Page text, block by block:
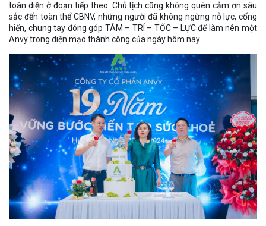
toàn diện ở đoạn tiếp theo. Chủ tịch cũng không quên cảm ơn sâu
sắc đến toàn thể CBNV, những người đã không ngừng nỗ lực, cống
hiến, chung tay đóng góp TÂM – TRÍ – TỐC – LỰC để làm nên một
Anvy trong diện mạo thành công của ngày hôm nay.